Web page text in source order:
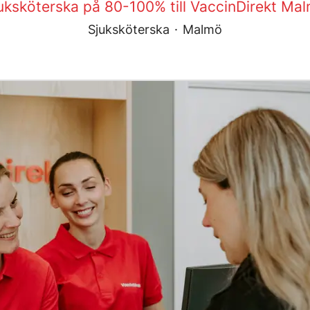
på 80-100% till VaccinDirekt
Sjuksköterska · Malmö